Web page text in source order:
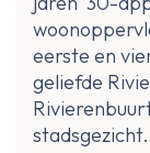
eerste en
geliefde